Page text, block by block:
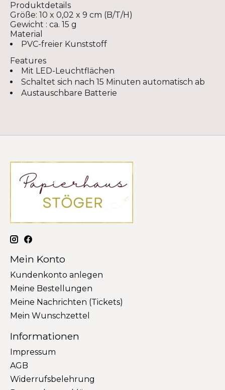
Produktdetails
Größe: 10 x 0,02 x 9 cm (B/T/H)
Gewicht : ca. 15 g
Material
PVC-freier Kunststoff
Features
Mit LED-Leuchtflächen
Schaltet sich nach 15 Minuten automatisch ab
Austauschbare Batterie
Mein Konto
Kundenkonto anlegen
Meine Bestellungen
Meine Nachrichten (Tickets)
Mein Wunschzettel
Informationen
Impressum
AGB
Widerrufsbelehrung